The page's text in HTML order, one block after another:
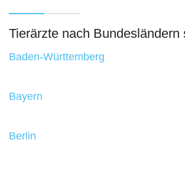
Tierärzte nach Bundesländern
Baden-Württemberg
Bayern
Berlin